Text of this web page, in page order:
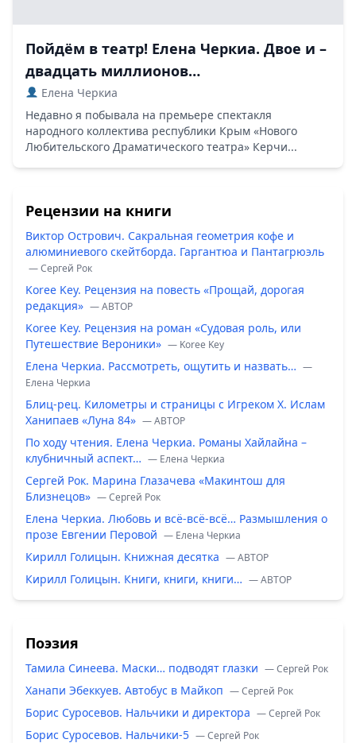
Пойдём в театр! Елена Черкиа. Двое и –
двадцать миллионов…
Елена Черкиа
Недавно я побывала на премьере спектакля
народного коллектива республики Крым «Нового
Любительского Драматического театра» Керчи...
Рецензии на книги
Виктор Острович. Сакральная геометрия кофе и
алюминиевого скейтборда. Гаргантюа и Пантагрюэль
— Сергей Рок
Koree Key. Рецензия на повесть «Прощай, дорогая
редакция» — ABTOP
Koree Key. Рецензия на роман «Судовая роль, или
Путешествие Вероники» — Koree Key
Елена Черкиа. Рассмотреть, ощутить и назвать… —
Елена Черкиа
Блиц-рец. Километры и страницы с Игреком Х. Ислам
Ханипаев «Луна 84» — ABTOP
По ходу чтения. Елена Черкиа. Романы Хайлайна –
клубничный аспект… — Елена Черкиа
Сергей Рок. Марина Глазачева «Макинтош для
Близнецов» — Сергей Рок
Елена Черкиа. Любовь и всё-всё-всё… Размышления о
прозе Евгении Перовой — Елена Черкиа
Кирилл Голицын. Книжная десятка — ABTOP
Кирилл Голицын. Книги, книги, книги… — ABTOP
Поэзия
Тамила Синеева. Маски… подводят глазки — Сергей Рок
Ханапи Эбеккуев. Автобус в Майкоп — Сергей Рок
Борис Суросевов. Нальчики и директора — Сергей Рок
Борис Суросевов. Нальчики-5 — Сергей Рок